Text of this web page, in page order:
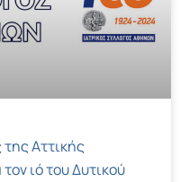
της Αττικής
ιό του Δυτικού